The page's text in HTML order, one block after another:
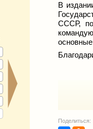
В
СССР,
Поделиться: